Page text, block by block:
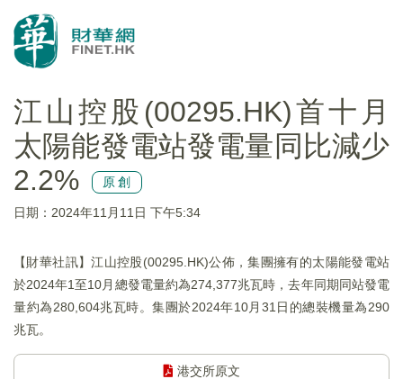
江山控股(00295.HK)首十月
太陽能發電站發電量同比減少
2.2%
原創
日期：2024年11月11日 下午5:34
【財華社訊】江山控股(00295.HK)公佈，集團擁有的太陽能發電站
於2024年1至10月總發電量約為274,377兆瓦時，去年同期同站發電
量約為280,604兆瓦時。集團於2024年10月31日的總裝機量為290
兆瓦。
港交所原文